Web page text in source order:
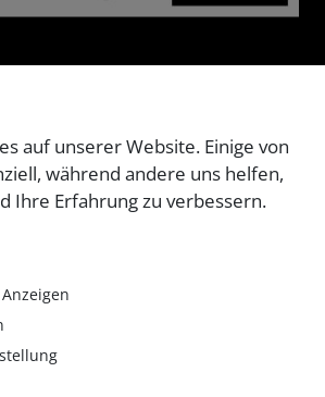
auf unserer Website. Einige von
während andere uns helfen,
Ihre Erfahrung zu verbessern.